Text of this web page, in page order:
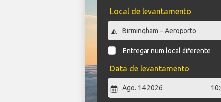
Local de levantamento
Entregar num local diferente
Data de levantamento